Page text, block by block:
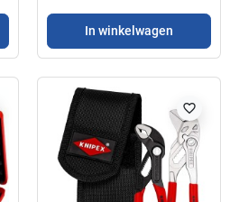
In winkelwagen
favorite_border